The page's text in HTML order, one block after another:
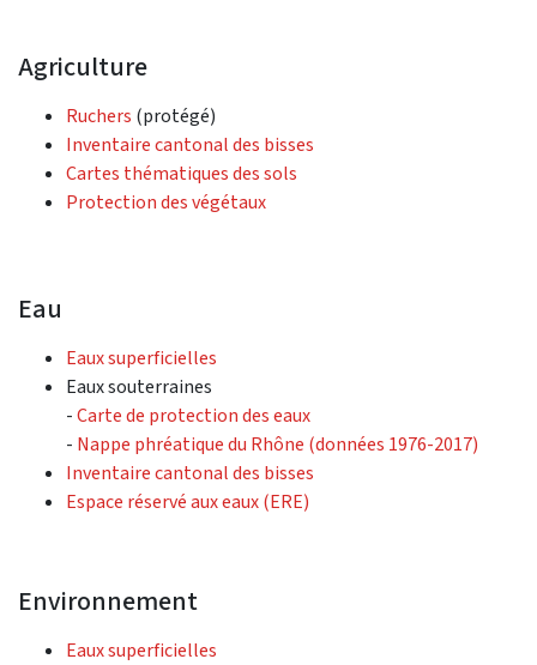
Agriculture
Ruchers (protégé)
Inventaire cantonal des bisses
Cartes thématiques des sols
Protection des végétaux
Eau
Eaux superficielles
Eaux souterraines
-Carte de protection des eaux
- Nappe phréatique du Rhône (données 1976-2017)
Inventaire cantonal des bisses
Espace réservé aux eaux (ERE)
Environnement
Eaux superficielles